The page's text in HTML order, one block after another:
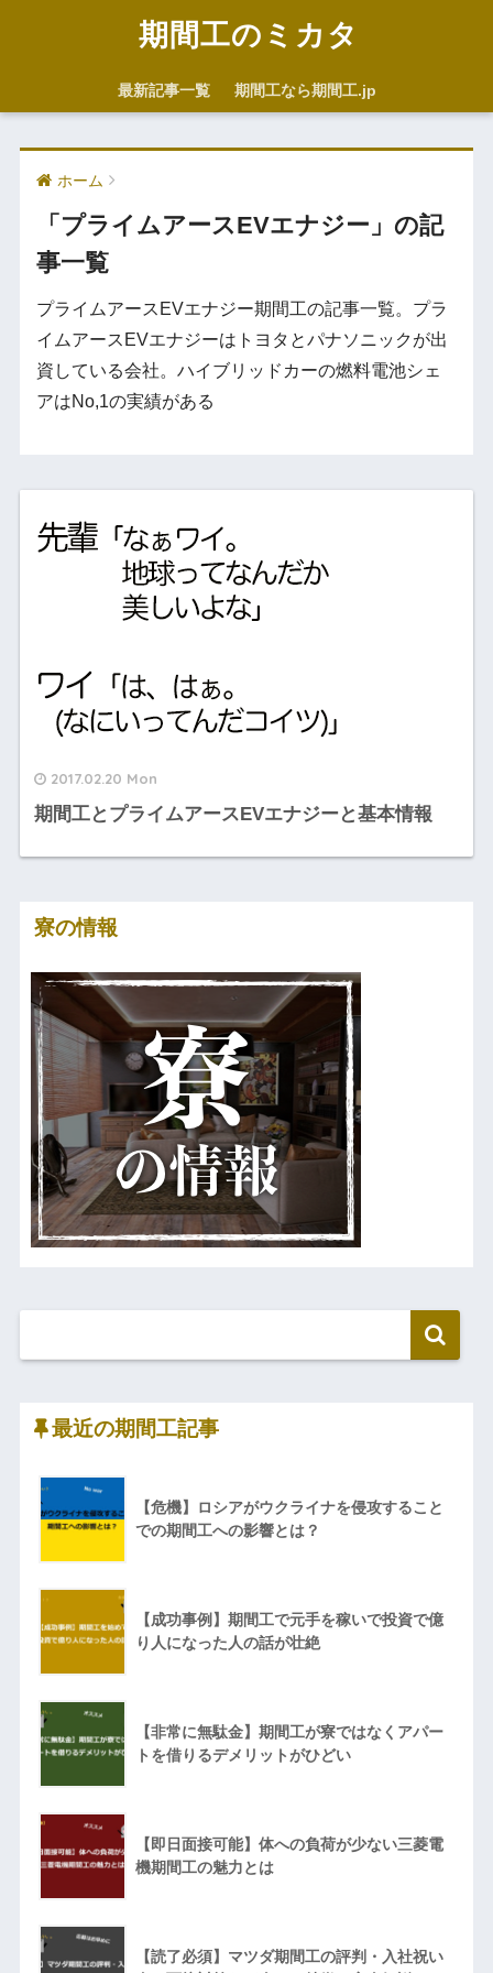
期間工のミカタ
最新記事一覧 期間工なら期間工.jp
ホーム
「プライムアースEVエナジー」の記
事一覧
プライムアースEVエナジー期間工の記事一覧。プラ
イムアースEVエナジーはトヨタとパナソニックが出
資している会社。ハイブリッドカーの燃料電池シェ
アはNo,1の実績がある
2017.02.20 Mon
期間工とプライムアースEVエナジーと基本情報
寮の情報
最近の期間工記事
【危機】ロシアがウクライナを侵攻すること
での期間工への影響とは？
【成功事例】期間工で元手を稼いで投資で億
り人になった人の話が壮絶
【非常に無駄金】期間工が寮ではなくアパー
トを借りるデメリットがひどい
【即日面接可能】体への負荷が少ない三菱電
機期間工の魅力とは
【読了必須】マツダ期間工の評判・入社祝い